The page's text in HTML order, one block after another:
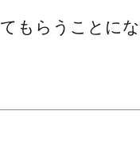
もらうことにな